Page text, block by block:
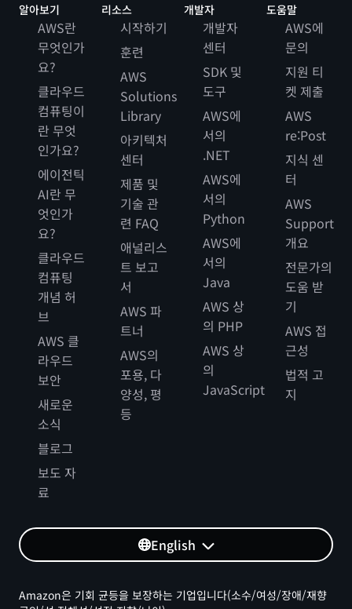
알아보기
AWS란
무엇인가
요?
클라우드
컴퓨팅이
란 무엇
인가요?
에이전틱
AI란 무
엇인가
요?
클라우드
컴퓨팅
개념 허
브
AWS 클
라우드
보안
새로운
소식
블로그
보도 자
료
리소스
시작하기
훈련
AWS
Solutions
Library
아키텍처
센터
제품 및
기술 관
련 FAQ
애널리스
트 보고
서
AWS 파
트너
AWS의
포용, 다
양성, 평
등
개발자
개발자
센터
SDK 및
도구
AWS에
서의
.NET
AWS에
서의
Python
AWS에
서의
Java
AWS 상
의 PHP
AWS 상
의
JavaScript
도움말
AWS에
문의
지원 티
켓 제출
AWS
re:Post
지식 센
터
AWS
Support
개요
전문가의
도움 받
기
AWS 접
근성
법적 고
지
English
Amazon은 기회 균등을 보장하는 기업입니다(소수/여성/장애/재향